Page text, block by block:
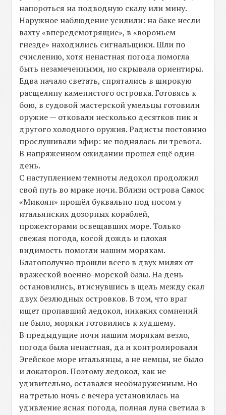
напороться на подводную скалу или мину.
Наружное наблюдение усилили: на баке несли
вахту «впередсмотрящие», в «вороньем
гнезде» находились сигнальщики. Шли по
счислению, хотя ненастная погода помогла
быть незамеченными, но скрывала ориентиры.
Едва начало светать, спрятались в широкую
расщелину каменистого островка. Готовясь к
бою, в судовой мастерской умельцы готовили
оружие — отковали несколько десятков пик и
другого холодного оружия. Радисты постоянно
прослушивали эфир: не поднялась ли тревога.
В напряженном ожидании прошел ещё один
день.
С наступлением темноты ледокол продолжил
свой путь во мраке ночи. Вблизи острова Самос
«Микоян» прошёл буквально под носом у
итальянских дозорных кораблей,
прожекторами освещавших море. Только
свежая погода, косой дождь и плохая
видимость помогли нашим морякам.
Благополучно прошли всего в двух милях от
вражеской военно-морской базы. На день
остановились, втиснувшись в щель между скал
двух безлюдных островков. В том, что враг
ищет пропавший ледокол, никаких сомнений
не было, моряки готовились к худшему.
В предыдущие ночи нашим морякам везло,
погода была ненастная, да и контролировали
Эгейское море итальянцы, а не немцы, не было
и локаторов. Поэтому ледокол, как не
удивительно, оставался необнаруженным. Но
на третью ночь с вечера установилась на
удивление ясная погода, полная луна светила в